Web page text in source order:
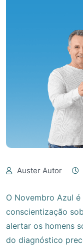
Auster Autor
O Novembro Azul
conscientização
alertar os homens
do diagnóstico